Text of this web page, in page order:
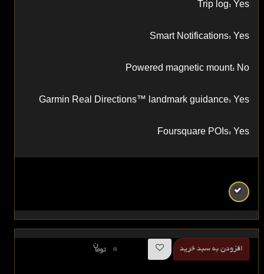
Trip log: Yes
Smart Notifications: Yes
Powered magnetic mount: No
Garmin Real Directions™ landmark guidance: Yes
Foursquare POIs: Yes
افزودن به سبد خرید توما
ن 0